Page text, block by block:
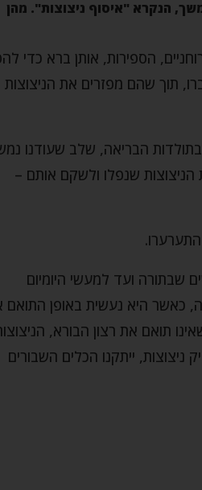
הנקרא "איסוף ניצוצות". מהן
הספירות, אותן ברא כדי
תוך שהם מפזרים את הניצוצות
הבריאה, שלב שעודנו
שנפלו ולשקם אותם –
שבתורה ועד למעשי היומיום
כאשר היא נעשית באופן התואם
תואם את רצון הבורא,
ייתקנו הכלים השבורים